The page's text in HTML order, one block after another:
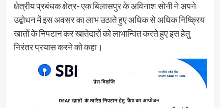
क्षेत्रीय प्रबंधक क्षेत्र- एक बिलासपुर के अविनाश सोनी ने अपने
उद्बोधन में इस अवसर का लाभ उठाते हुए अधिक से अधिक निष्क्रिय
खातों के निपटान कर खातेदारों को लाभान्वित करते हुए इस हेतु
निरंतर प्रयास करने को कहा।